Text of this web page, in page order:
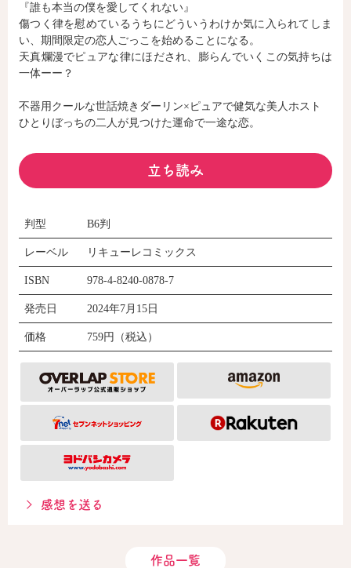
コミックパルフェ
コミックエッセイ
『誰も本当の僕を愛してくれない』
傷つく律を慰めているうちにどういうわけか気に入られてしま
い、期間限定の恋人ごっこを始めることになる。
天真爛漫でピュアな律にほだされ、膨らんでいくこの気持ちは
一体ーー？
不器用クールな世話焼きダーリン×ピュアで健気な美人ホスト
ひとりぼっちの二人が見つけた運命で一途な恋。
立ち読み
判型 B6判
レーベル リキューレコミックス
ISBN 978-4-8240-0878-7
発売日 2024年7月15日
価格 759円（税込）
感想を送る
作品一覧